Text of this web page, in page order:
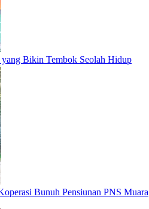
Bikin Tembok Seolah Hidup
Bunuh Pensiunan PNS Muara